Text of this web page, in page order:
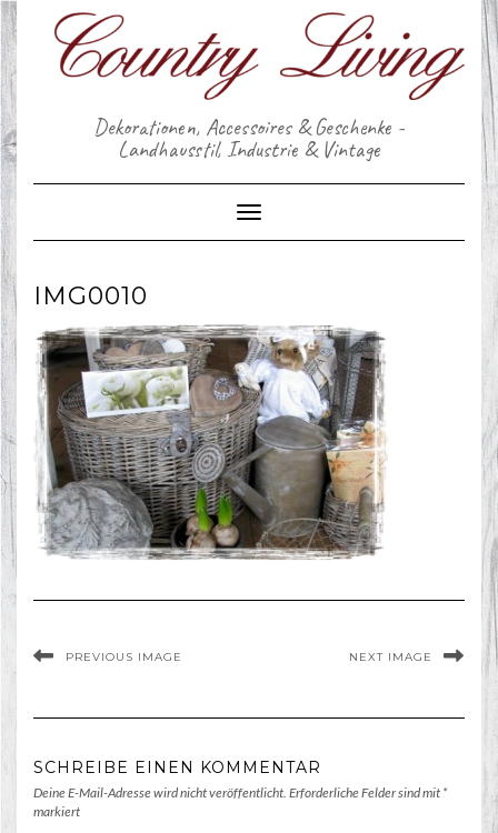
Skip
to
content
Dekorationen, Accessoires & Geschenke -
Landhausstil, Industrie & Vintage
Toggle Navigation
IMG0010
PREVIOUS IMAGE NEXT IMAGE
SCHREIBE EINEN KOMMENTAR
Deine E-Mail-Adresse wird nicht veröffentlicht. Erforderliche Felder sind mit *
markiert